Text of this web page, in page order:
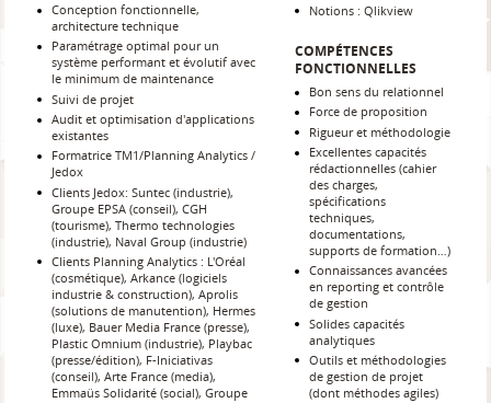
Conception fonctionnelle,
architecture technique
Paramétrage optimal pour un
système performant et évolutif avec
le minimum de maintenance
Suivi de projet
Audit et optimisation d'applications
existantes
Formatrice TM1/Planning Analytics /
Jedox
Clients Jedox: Suntec (industrie),
Groupe EPSA (conseil), CGH
(tourisme), Thermo technologies
(industrie), Naval Group (industrie)
Clients Planning Analytics : L'Oréal
(cosmétique), Arkance (logiciels
industrie & construction), Aprolis
(solutions de manutention), Hermes
(luxe), Bauer Media France (presse),
Plastic Omnium (industrie), Playbac
(presse/édition), F-Iniciativas
(conseil), Arte France (media),
Emmaüs Solidarité (social), Groupe
Notions : Qlikview
COMPÉTENCES
FONCTIONNELLES
Bon sens du relationnel
Force de proposition
Rigueur et méthodologie
Excellentes capacités
rédactionnelles (cahier
des charges,
spécifications
techniques,
documentations,
supports de formation…)
Connaissances avancées
en reporting et contrôle
de gestion
Solides capacités
analytiques
Outils et méthodologies
de gestion de projet
(dont méthodes agiles)